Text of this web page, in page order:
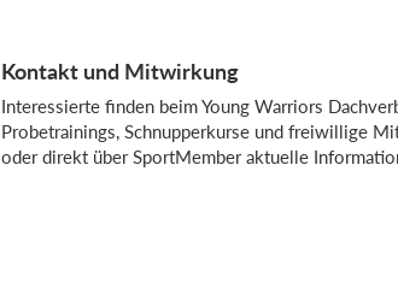
Kontakt und Mitwirkung
Interessierte finden beim Young Warriors
Probetrainings, Schnupperkurse und freiwillige
oder direkt über SportMember aktuelle